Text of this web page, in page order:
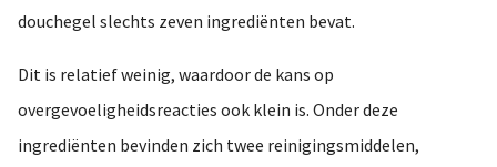
douchegel slechts zeven ingrediënten bevat.
Dit is relatief weinig, waardoor de kans op
overgevoeligheidsreacties ook klein is. Onder deze
ingrediënten bevinden zich twee reinigingsmiddelen,